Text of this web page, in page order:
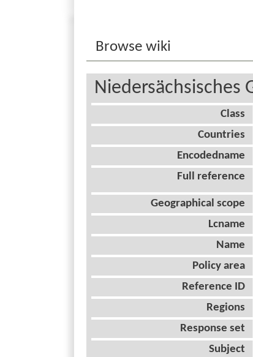
Browse wiki
Niedersächsisches
Class
Countries
Encodedname
Full reference
Geographical scope
Lcname
Name
Policy area
Reference ID
Regions
Response set
Subject